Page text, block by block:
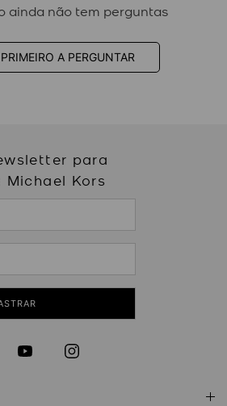
ainda não tem perguntas
A PERGUNTAR
para
Kors